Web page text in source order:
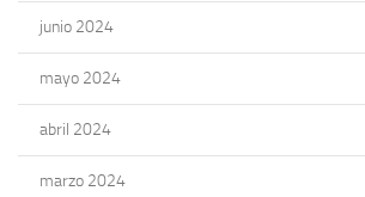
junio 2024
mayo 2024
abril 2024
marzo 2024